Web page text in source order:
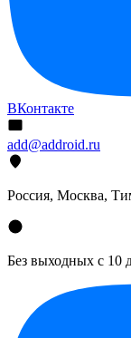
ВКонтакте
add@addroid.ru
Россия, Москва,
Без выходных с 10